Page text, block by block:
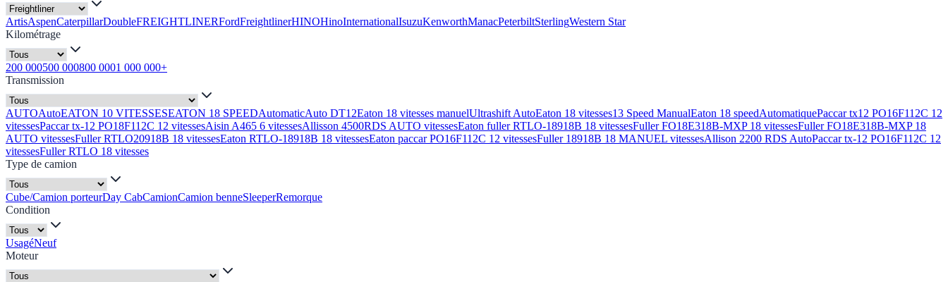
ArtisAspenCaterpillarDoubleFREIGHTLINERFordFreightlinerHINOHinoInternationalIsuzuKenworthManacPeterbiltSterlingWestern Star
Kilométrage
200 000500 000800 0001 000 000+
Transmission
AUTOAutoEATON 10 VITESSESEATON 18 SPEEDAutomaticAuto DT12Eaton 18 vitesses manuelUltrashift AutoEaton 18 vitesses13 Speed ManualEaton 18 speedAutomatiquePaccar tx12 PO16F112C 12
vitessesPaccar tx-12 PO18F112C 12 vitessesAisin A465 6 vitessesAllisson 4500RDS AUTO vitessesEaton fuller RTLO-18918B 18 vitessesFuller FO18E318B-MXP 18 vitessesFuller FO18E318B-MXP 18
AUTO vitessesFuller RTLO20918B 18 vitessesEaton RTLO-18918B 18 vitessesEaton paccar PO16F112C 12 vitessesFuller 18918B 18 MANUEL vitessesAllison 2200 RDS AutoPaccar tx-12 PO16F112C 12
vitessesFuller RTLO 18 vitesses
Type de camion
Cube/Camion porteurDay CabCamionCamion benneSleeperRemorque
Condition
UsagéNeuf
Moteur